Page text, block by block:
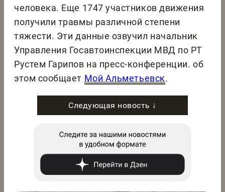
человека. Еще 1747 участников движения
получили травмы различной степени
тяжести. Эти данные озвучил начальник
Управления Госавтоинспекции МВД по РТ
Рустем Гарипов на пресс-конференции. об
этом сообщает Мой Альметьевск.
Следующая новость ↓